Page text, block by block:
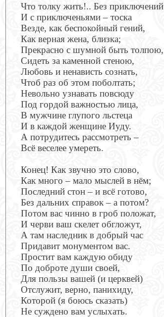
Что толку жить!.. Без приключений
И с приключеньями – тоска
Везде, как беспокойный гений,
Как верная жена, близка;
Прекрасно с шумной быть толпою,
Сидеть за каменной стеною,
Любовь и ненависть сознать,
Чтоб раз об этом поболтать;
Невольно узнавать повсюду
Под гордой важностью лица,
В мужчине глупого льстеца
И в каждой женщине Иуду.
А потрудитесь рассмотреть –
Всё веселее умереть.
Конец! Как звучно это слово,
Как много – мало мыслей в нём;
Последний стон – и всё готово,
Без дальних справок – а потом?
Потом вас чинно в гроб положат,
И черви ваш скелет обгложут,
А там наследник в добрый час
Придавит монументом вас.
Простит вам каждую обиду
По доброте души своей,
Для пользы вашей (и церквей)
Отслужит, верно, панихиду,
Которой (я боюсь сказать)
Не суждено вам услыхать.